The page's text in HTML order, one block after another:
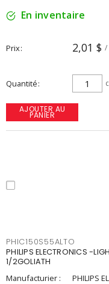
En inventaire
Prix 2,01 $ /
Quantité
AJOUTER AU
PANIER
PHIC150S55ALTO
PHILIPS ELECTRONICS -
1/2GOLIATH
Manufacturier :
PHILIPS